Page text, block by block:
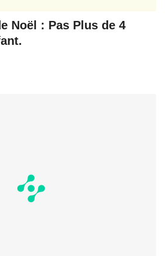
Noël : Pas Plus de 4